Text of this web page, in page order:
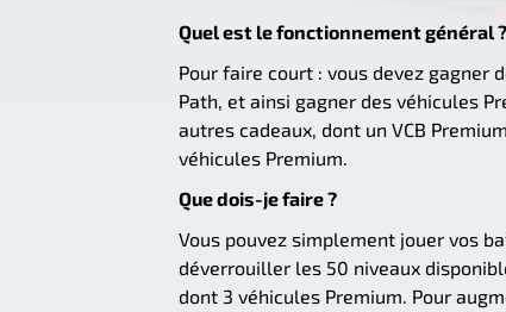
Quel est le fonctionnement général ?
Pour faire court : vous devez gagner
Path, et ainsi gagner des véhicules
autres cadeaux, dont un VCB
véhicules Premium.
Que dois-je faire ?
Vous pouvez simplement jouer vos
déverrouiller les 50 niveaux
dont 3 véhicules Premium. Pour